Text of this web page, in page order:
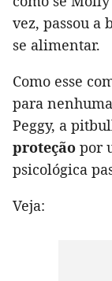
vez, passou a
se alimentar.
Como esse
para
Peggy, a
proteção por
psicológica
Veja: